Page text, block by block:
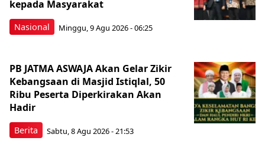
Nasional
kepada Masyarakat
Minggu, 9 Agu 2026 - 06:25
Berita
PB JATMA ASWAJA Akan Gelar Zikir
Kebangsaan di Masjid Istiqlal, 50
Ribu Peserta Diperkirakan Akan
Hadir
Sabtu, 8 Agu 2026 - 21:53